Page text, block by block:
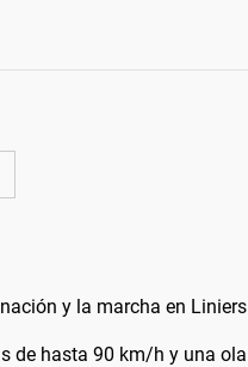
y la marcha en Liniers
de hasta 90 km/h y una ola